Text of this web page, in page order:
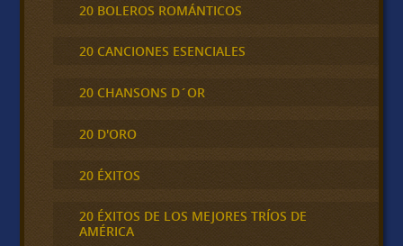
20 BOLEROS ROMÁNTICOS
20 CANCIONES ESENCIALES
20 CHANSONS D´OR
20 D'ORO
20 ÉXITOS
20 ÉXITOS DE LOS MEJORES TRÍOS DE
AMÉRICA